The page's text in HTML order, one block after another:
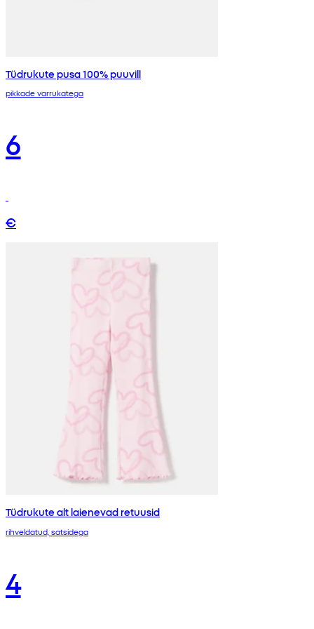
Tüdrukute pusa 100% puuvill
pikkade varrukatega
6
€
Tüdrukute alt laienevad retuusid
rihveldatud, satsidega
4